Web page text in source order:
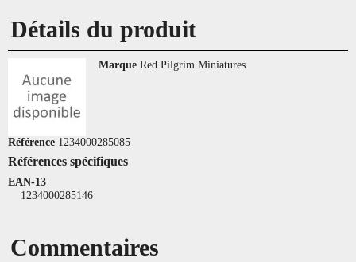
Détails du produit
Marque Red Pilgrim Miniatures
Référence 1234000285085
Références spécifiques
EAN-13
1234000285146
Commentaires